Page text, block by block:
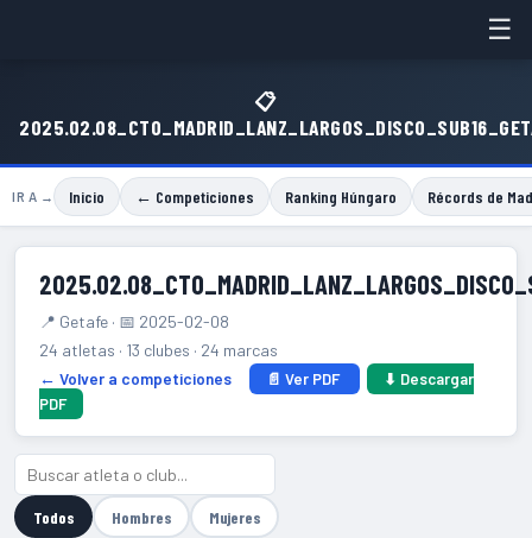
☰
📋
IR A → Inicio ← Competiciones Ranking Húngaro Récords de
📍 Getafe · 📅 2025-02-08
24 atletas · 13 clubes · 24 marcas
← Volver a competiciones
📄 Ver PDF
⬇ Descargar
PDF
Todos Hombres Mujeres